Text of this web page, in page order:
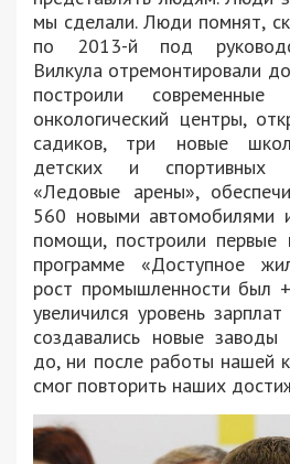
мы сделали. Люди помнят,
по 2013-й под
Вилкула отремонтировали
построили современные
онкологический центры,
садиков, три новые
детских и спортивных
«Ледовые арены»,
560 новыми автомобилями
помощи, построили
программе «Доступное
рост промышленности был
увеличился уровень
создавались новые
до, ни после работы нашей
смог повторить наших